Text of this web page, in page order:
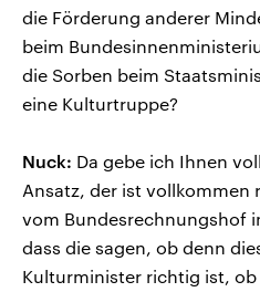
die Förderung anderer
beim
die Sorben beim
eine Kulturtruppe?
Nuck: Da gebe ich Ihnen
Ansatz, der ist vollkommen
vom Bundesrechnungshof
dass die sagen, ob denn
Kulturminister richtig ist, ob